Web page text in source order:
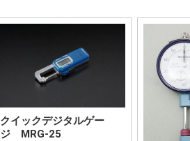
クイックデジタルゲー
ジ MRG-25